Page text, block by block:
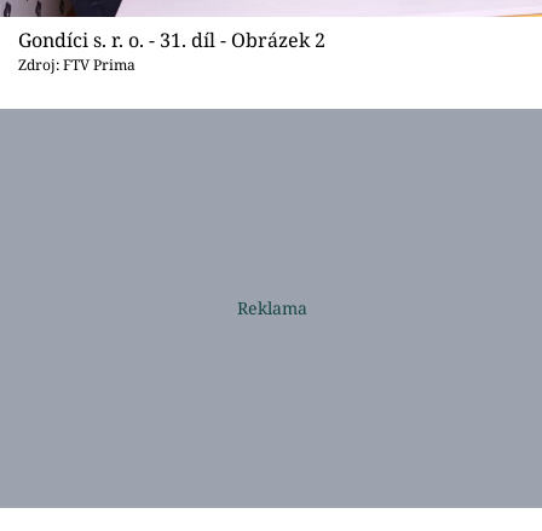
Gondíci s. r. o. - 31. díl - Obrázek 2
Zdroj: FTV Prima